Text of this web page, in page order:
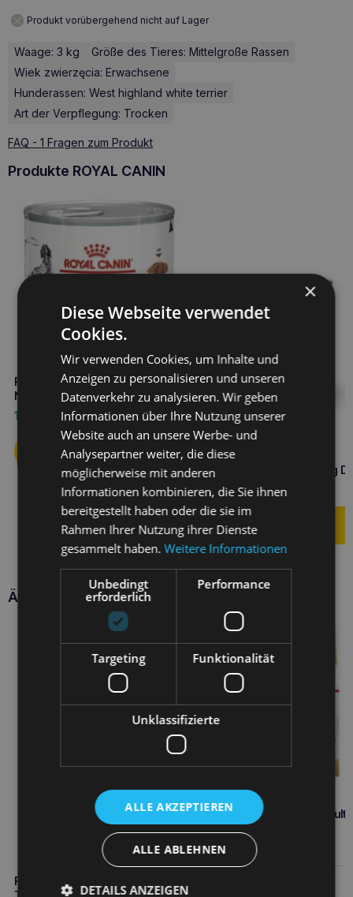
Produkt vorübergehend nicht auf Lager
Waage: 3 kg
Größe des Tieres: Mittelgroße Rassen
Wiek zwierzęcia: Erwachsene
Hunderassen: West highland white terrier
Art der Verpflegung: Trocken
FAQ - 1 Fragen zum Produkt
Produkte ROYAL CANIN
ROYAL CANIN Hepatic 200g
Nassfutter für Hunde
1,80
ROYAL CANIN Hund
hypoallergen Hund 400g
4,00 €
Ähnliche Produkte
ROYAL CANIN Cocker Adult 12kg
ROYAL CANIN Beagle Adult
Trockenfutter für Hunde
69,80
×
Diese Webseite verwendet
Cookies.
Wir verwenden Cookies, um Inhalte und
Anzeigen zu personalisieren und unseren
Datenverkehr zu analysieren. Wir geben
Informationen über Ihre Nutzung unserer
Website auch an unsere Werbe- und
Analysepartner weiter, die diese
möglicherweise mit anderen
Informationen kombinieren, die Sie ihnen
bereitgestellt haben oder die sie im
Rahmen Ihrer Nutzung ihrer Dienste
gesammelt haben.Weitere Informationen
Unbedingt
erforderlich
Performance
Targeting Funktionalität
Unklassifizierte
ALLE AKZEPTIEREN
ALLE ABLEHNEN
DETAILS ANZEIGEN